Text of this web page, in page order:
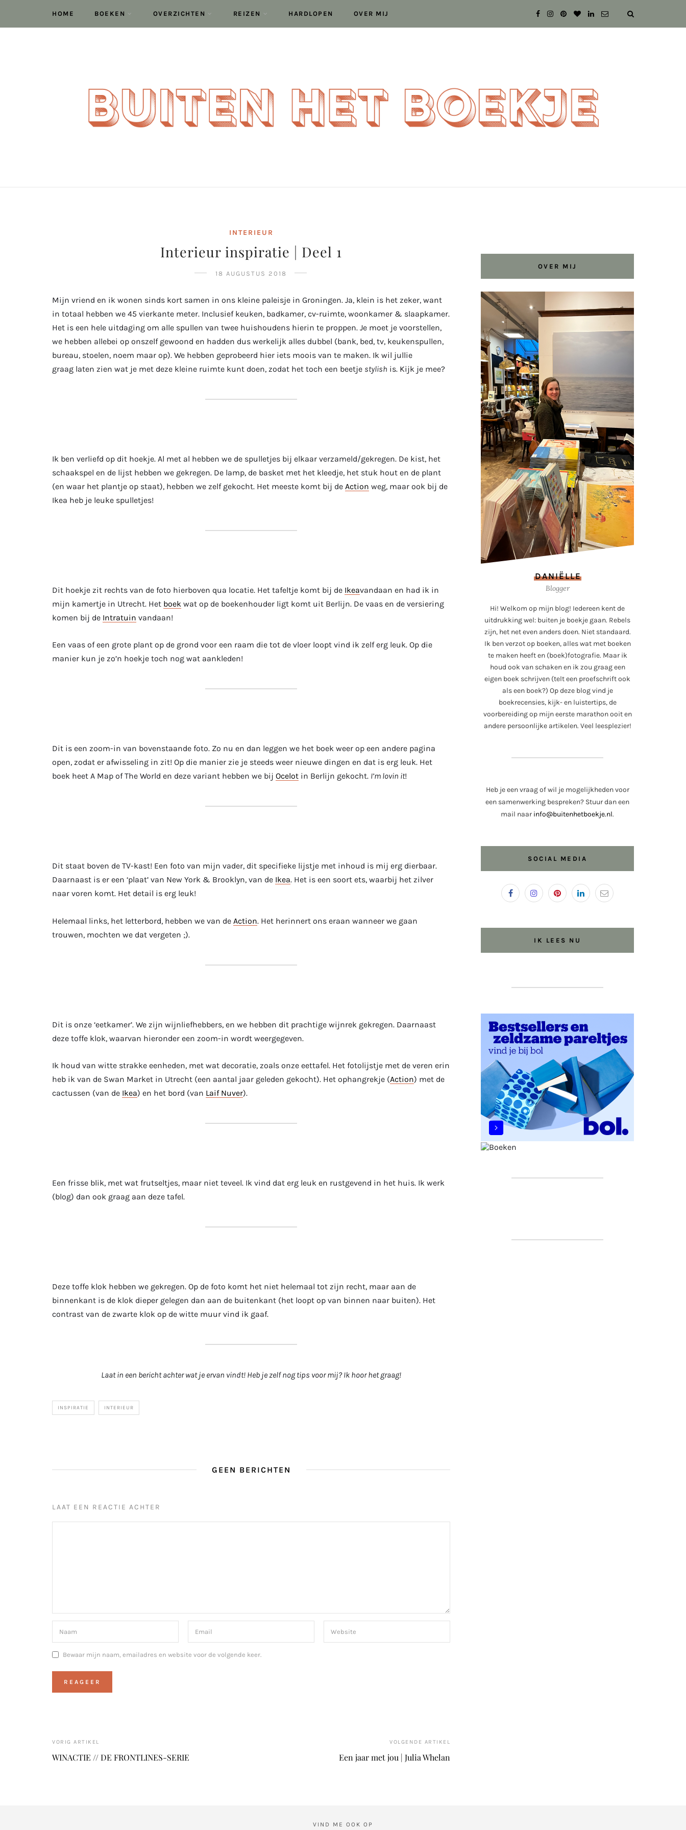
HOME BOEKEN OVERZICHTEN REIZEN HARDLOPEN OVER MIJ
INTERIEUR
Interieur inspiratie | Deel 1
18 AUGUSTUS 2018
Mijn vriend en ik wonen sinds kort samen in ons kleine paleisje in Groningen. Ja, klein is het zeker, want
in totaal hebben we 45 vierkante meter. Inclusief keuken, badkamer, cv-ruimte, woonkamer & slaapkamer.
Het is een hele uitdaging om alle spullen van twee huishoudens hierin te proppen. Je moet je voorstellen,
we hebben allebei op onszelf gewoond en hadden dus werkelijk alles dubbel (bank, bed, tv, keukenspullen,
bureau, stoelen, noem maar op). We hebben geprobeerd hier iets moois van te maken. Ik wil jullie
graag laten zien wat je met deze kleine ruimte kunt doen, zodat het toch een beetje stylish is. Kijk je mee?
Ik ben verliefd op dit hoekje. Al met al hebben we de spulletjes bij elkaar verzameld/gekregen. De kist, het
schaakspel en de lijst hebben we gekregen. De lamp, de basket met het kleedje, het stuk hout en de plant
(en waar het plantje op staat), hebben we zelf gekocht. Het meeste komt bij de Action weg, maar ook bij de
Ikea heb je leuke spulletjes!
Dit hoekje zit rechts van de foto hierboven qua locatie. Het tafeltje komt bij de Ikeavandaan en had ik in
mijn kamertje in Utrecht. Het boek wat op de boekenhouder ligt komt uit Berlijn. De vaas en de versiering
komen bij de Intratuin vandaan!
Een vaas of een grote plant op de grond voor een raam die tot de vloer loopt vind ik zelf erg leuk. Op die
manier kun je zo’n hoekje toch nog wat aankleden!
Dit is een zoom-in van bovenstaande foto. Zo nu en dan leggen we het boek weer op een andere pagina
open, zodat er afwisseling in zit! Op die manier zie je steeds weer nieuwe dingen en dat is erg leuk. Het
boek heet A Map of The World en deze variant hebben we bij Ocelot in Berlijn gekocht. I’m lovin it!
Dit staat boven de TV-kast! Een foto van mijn vader, dit specifieke lijstje met inhoud is mij erg dierbaar.
Daarnaast is er een ‘plaat’ van New York & Brooklyn, van de Ikea. Het is een soort ets, waarbij het zilver
naar voren komt. Het detail is erg leuk!
Helemaal links, het letterbord, hebben we van de Action. Het herinnert ons eraan wanneer we gaan
trouwen, mochten we dat vergeten ;).
Dit is onze ‘eetkamer’. We zijn wijnliefhebbers, en we hebben dit prachtige wijnrek gekregen. Daarnaast
deze toffe klok, waarvan hieronder een zoom-in wordt weergegeven.
Ik houd van witte strakke eenheden, met wat decoratie, zoals onze eettafel. Het fotolijstje met de veren erin
heb ik van de Swan Market in Utrecht (een aantal jaar geleden gekocht). Het ophangrekje (Action) met de
cactussen (van de Ikea) en het bord (van Laif Nuver).
Een frisse blik, met wat frutseltjes, maar niet teveel. Ik vind dat erg leuk en rustgevend in het huis. Ik werk
(blog) dan ook graag aan deze tafel.
Deze toffe klok hebben we gekregen. Op de foto komt het niet helemaal tot zijn recht, maar aan de
binnenkant is de klok dieper gelegen dan aan de buitenkant (het loopt op van binnen naar buiten). Het
contrast van de zwarte klok op de witte muur vind ik gaaf.
Laat in een bericht achter wat je ervan vindt! Heb je zelf nog tips voor mij? Ik hoor het graag!
INSPIRATIE INTERIEUR
GEEN BERICHTEN
LAAT EEN REACTIE ACHTER
Bewaar mijn naam, emailadres en website voor de volgende keer.
VORIG ARTIKEL
WINACTIE // DE FRONTLINES-SERIE
VOLGENDE ARTIKEL
Een jaar met jou | Julia Whelan
OVER MIJ
DANIËLLE
Blogger
Hi! Welkom op mijn blog! Iedereen kent de
uitdrukking wel: buiten je boekje gaan. Rebels
zijn, het net even anders doen. Niet standaard.
Ik ben verzot op boeken, alles wat met boeken
te maken heeft en (boek)fotografie. Maar ik
houd ook van schaken en ik zou graag een
eigen boek schrijven (telt een proefschrift ook
als een boek?) Op deze blog vind je
boekrecensies, kijk- en luistertips, de
voorbereiding op mijn eerste marathon ooit en
andere persoonlijke artikelen. Veel leesplezier!
Heb je een vraag of wil je mogelijkheden voor
een samenwerking bespreken? Stuur dan een
mail naar info@buitenhetboekje.nl.
SOCIAL MEDIA
IK LEES NU
VIND ME OOK OP